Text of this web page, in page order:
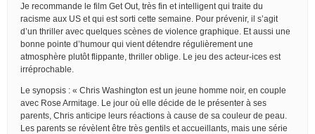
Je recommande le film Get Out, très fin et intelligent qui traite du
racisme aux US et qui est sorti cette semaine. Pour prévenir, il s’agit
d’un thriller avec quelques scènes de violence graphique. Et aussi une
bonne pointe d’humour qui vient détendre régulièrement une
atmosphère plutôt flippante, thriller oblige. Le jeu des acteur-ices est
irréprochable.
Le synopsis : « Chris Washington est un jeune homme noir, en couple
avec Rose Armitage. Le jour où elle décide de le présenter à ses
parents, Chris anticipe leurs réactions à cause de sa couleur de peau.
Les parents se révèlent être très gentils et accueillants, mais une série